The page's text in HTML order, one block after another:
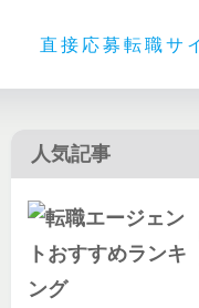
直接応募転職サ
人気記事